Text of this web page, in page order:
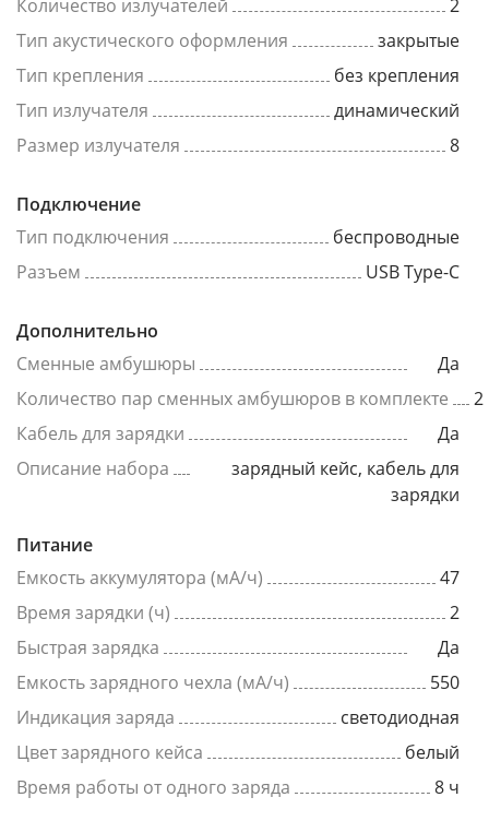
Количество излучателей
2
Тип акустического оформления
закрытые
Тип крепления
без крепления
Тип излучателя
динамический
Размер излучателя
8
Подключение
Тип подключения
беспроводные
Разъем
USB Type-C
Дополнительно
Сменные амбушюры
Да
Количество пар сменных амбушюров в комплекте
2
Кабель для зарядки
Да
Описание набора
зарядный кейс, кабель для
зарядки
Питание
Емкость аккумулятора (мА/ч)
47
Время зарядки (ч)
2
Быстрая зарядка
Да
Емкость зарядного чехла (мА/ч)
550
Индикация заряда
светодиодная
Цвет зарядного кейса
белый
Время работы от одного заряда
8 ч